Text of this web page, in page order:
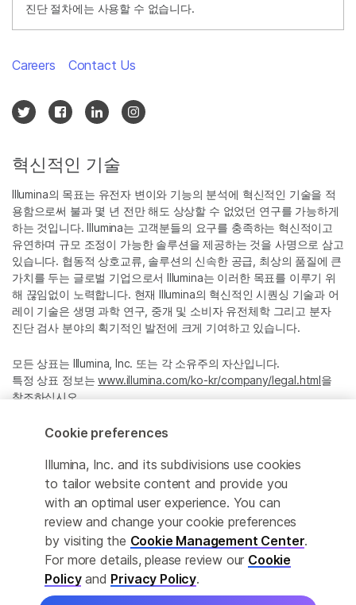
진단 절차에는 사용할 수 없습니다.
정확한 번역을 제공하고자 합당한 노력을 기울였으나, 자동 번역은
완벽하지 않으며, 그 목적 또한 원문을 대체하기 위함이 아닙니다. 공
혁신적인 기술
Illumina의 목표는 유전자 변이와 기능의 분석에 혁신적인 기술을 적
용함으로써 불과 몇 년 전만 해도 상상할 수 없었던 연구를 가능하게
하는 것입니다. Illumina는 고객분들의 요구를 충족하는 혁신적이고
유연하며 규모 조정이 가능한 솔루션을 제공하는 것을 사명으로 삼고
있습니다. 협동적 상호교류, 솔루션의 신속한 공급, 최상의 품질에 큰
가치를 두는 글로벌 기업으로서 Illumina는 이러한 목표를 이루기 위
해 끊임없이 노력합니다. 현재 Illumina의 혁신적인 시퀀싱 기술과 어
레이 기술은 생명 과학 연구, 중개 및 소비자 유전체학 그리고 분자
진단 검사 분야의 획기적인 발전에 크게 기여하고 있습니다.
모든 상표는 Illumina, Inc. 또는 각 소유주의 자산입니다.
특정 상표 정보는www.illumina.com/ko-kr/company/legal.html을
참조하십시오.
Privacy Policy
Careers Contact Us
© 2026 Illumina, Inc. All rights reserved.
Cookie preferences
Illumina, Inc. and its subdivisions use cookies
to tailor website content and provide you
with an optimal user experience. You can
review and change your cookie preferences
by visiting the Cookie Management Center.
For more details, please review our Cookie
Policyand Privacy Policy.